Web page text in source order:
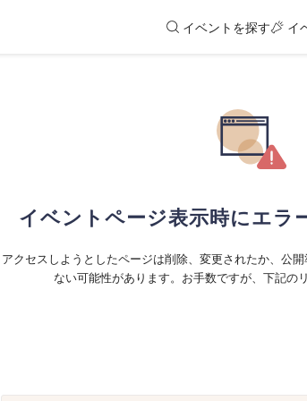
イベントを探す イ
イベントページ表示時にエラ
アクセスしようとしたページは削除、変更されたか、公
ない可能性があります。お手数ですが、下記の